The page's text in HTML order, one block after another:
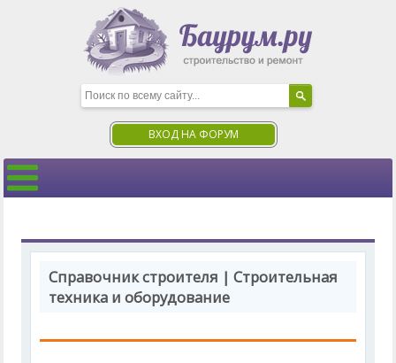
ВХОД НА ФОРУМ
Справочник строителя | Строительная
техника и оборудование